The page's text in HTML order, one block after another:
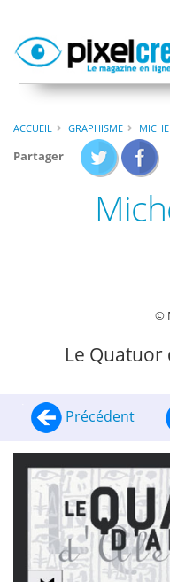
ACCUEIL GRAPHISME
Partager
©
Le Quatuor
Précédent